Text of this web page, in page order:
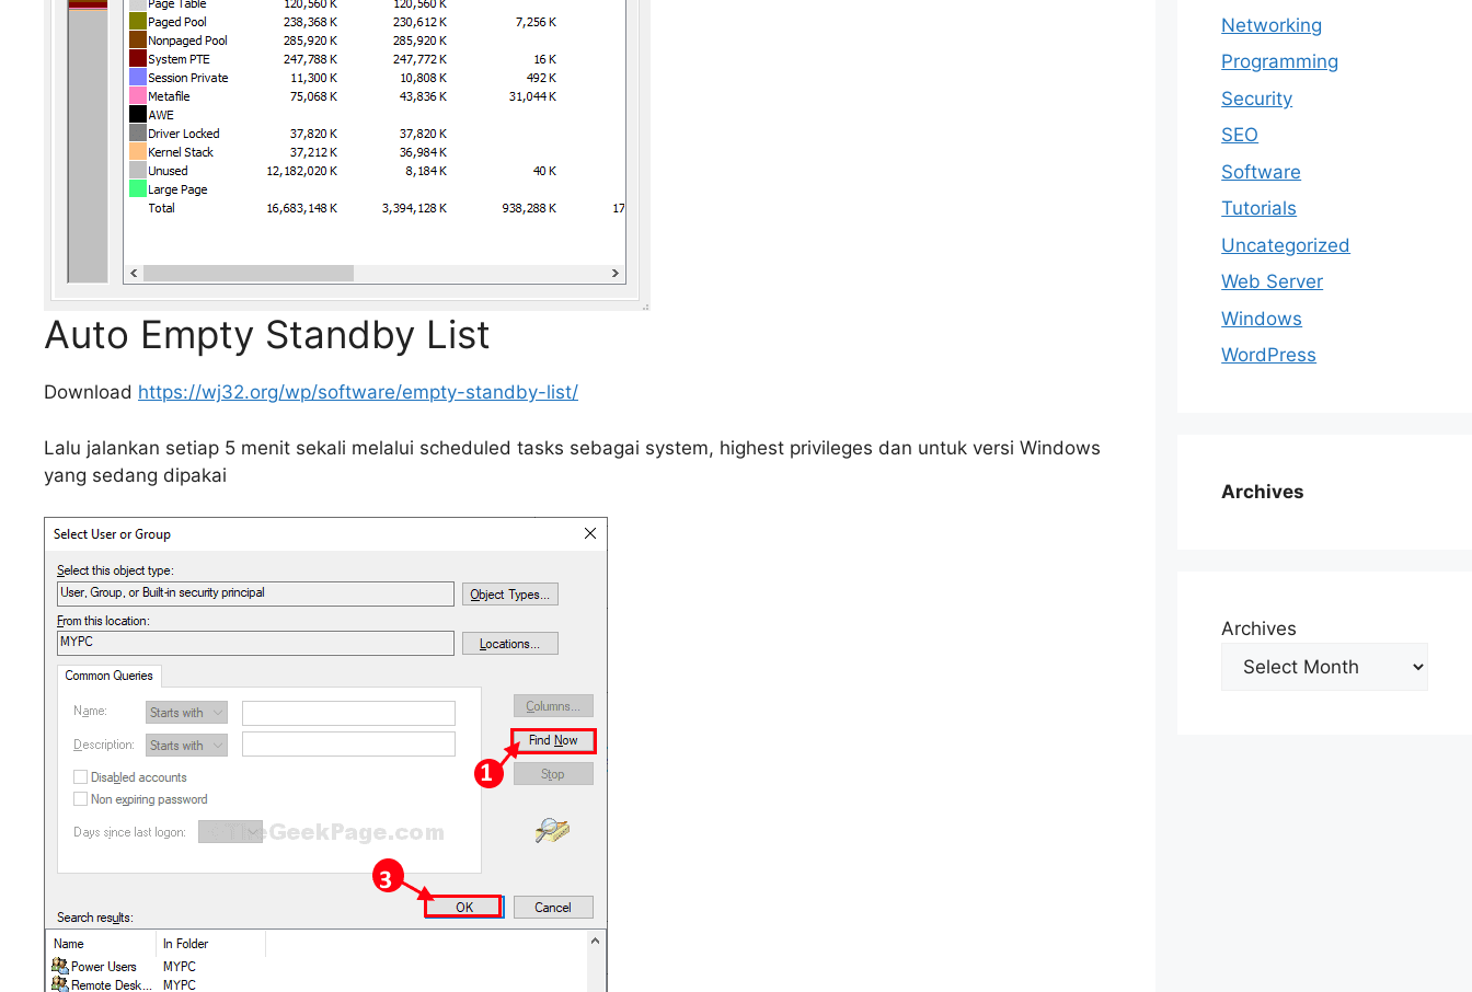
Auto Empty Standby List
Download https://wj32.org/wp/software/empty-standby-list/
Lalu jalankan setiap 5 menit sekali melalui scheduled tasks sebagai system, highest privileges dan untuk versi Windows
yang sedang dipakai
Networking
Programming
Security
SEO
Software
Tutorials
Uncategorized
Web Server
Windows
WordPress
Archives
Archives